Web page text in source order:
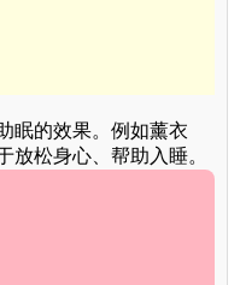
眠的效果。例如薰衣
放松身心、帮助入睡。